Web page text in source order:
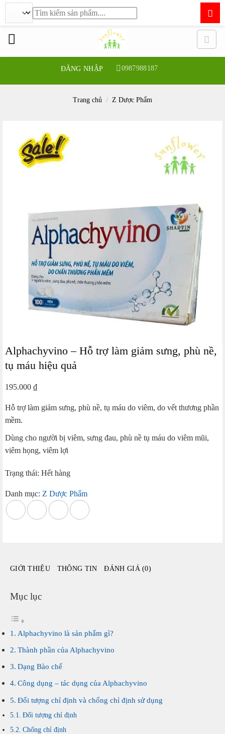
ĐĂNG NHẬP 0987988187
Tìm
kiếm:
Trang chủ / Z Dược Phẩm
Alphachyvino – Hỗ trợ làm giảm sưng, phù nề,
tụ máu hiệu quả
195.000 ₫
Hỗ trợ làm giảm sưng, phù nề, tụ máu do viêm, do vết thương phần
mềm.
Dùng cho người bị viêm, sưng đau, phù nề tụ máu do viêm mũi,
viêm họng, viêm lợi
Trạng thái: Hết hàng
Danh mục: Z Dược Phẩm
GIỚI THIỆU THÔNG TIN ĐÁNH GIÁ (0)
Mục lục
Alphachyvino là sản phẩm gì?
Thành phần của Alphachyvino
Dạng Bào chế
Công dụng – tác dụng của Alphachyvino
Đối tượng chỉ định và chống chỉ định sử dụng
Đối tượng chỉ định
Chống chỉ định